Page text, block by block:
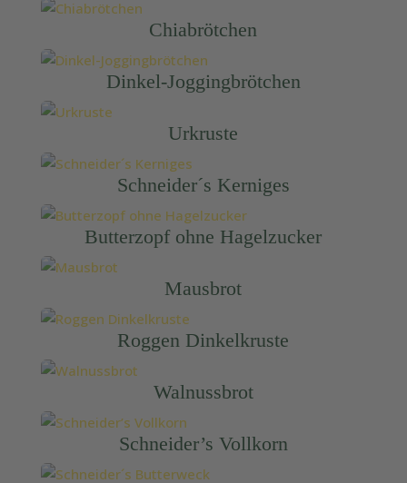
Chiabrötchen
Dinkel-Joggingbrötchen
Urkruste
Schneider´s Kerniges
Butterzopf ohne Hagelzucker
Mausbrot
Roggen Dinkelkruste
Walnussbrot
Schneider’s Vollkorn